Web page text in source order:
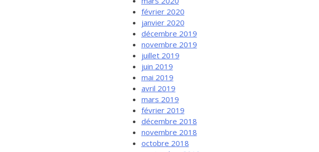
février 2020
janvier 2020
décembre 2019
novembre 2019
juillet 2019
juin 2019
mai 2019
avril 2019
mars 2019
février 2019
décembre 2018
novembre 2018
octobre 2018